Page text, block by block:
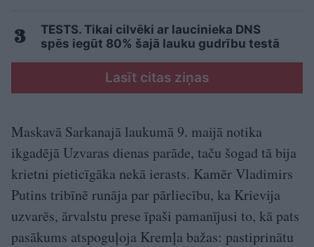
TESTS. Tikai cilvēki ar laucinieka DNS
spēs iegūt 80% šajā lauku gudrību testā
Lasīt citas ziņas
Maskavā Sarkanajā laukumā 9. maijā notika
ikgadējā Uzvaras dienas parāde, taču šogad tā bija
krietni pieticīgāka nekā ierasts. Kamēr Vladimirs
Putins tribīnē runāja par pārliecību, ka Krievija
uzvarēs, ārvalstu prese īpaši pamanījusi to, kā pats
pasākums atspoguļoja Kremļa bažas: pastiprinātu